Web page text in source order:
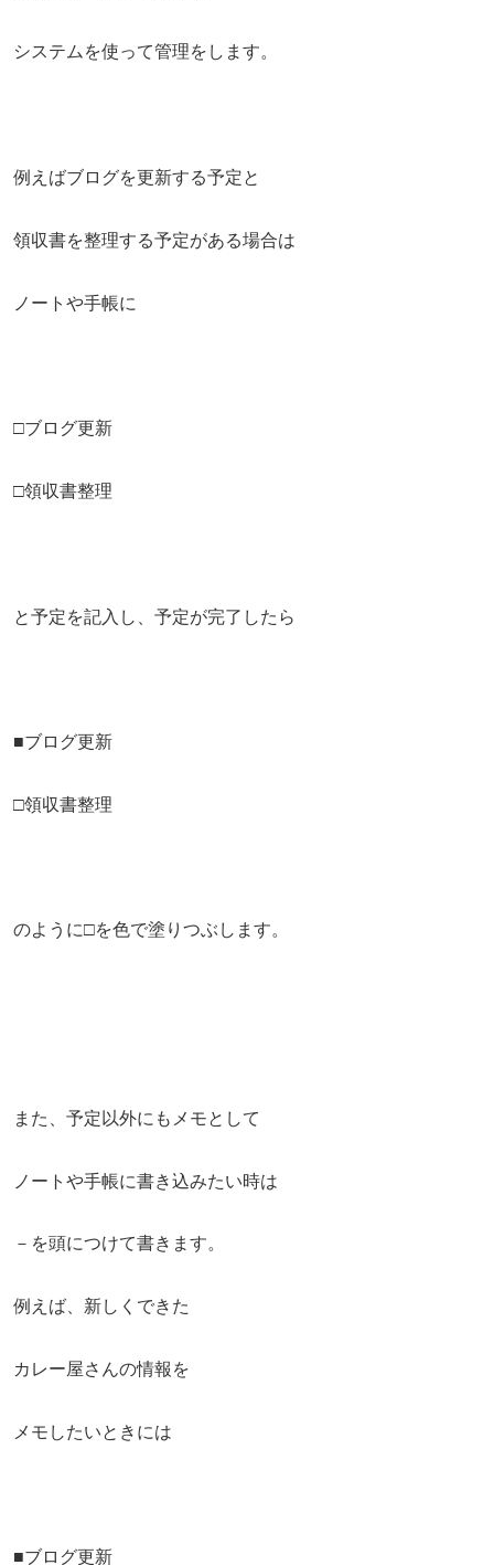
システムを使って管理をします。
例えばブログを更新する予定と
領収書を整理する予定がある場合は
ノートや手帳に
□ブログ更新
□領収書整理
と予定を記入し、予定が完了したら
■ブログ更新
□領収書整理
のように□を色で塗りつぶします。
また、予定以外にもメモとして
ノートや手帳に書き込みたい時は
－を頭につけて書きます。
例えば、新しくできた
カレー屋さんの情報を
メモしたいときには
■ブログ更新